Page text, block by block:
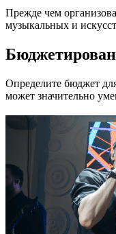
Прежде чем
музыкальных и
Определите бюджет
может значительно